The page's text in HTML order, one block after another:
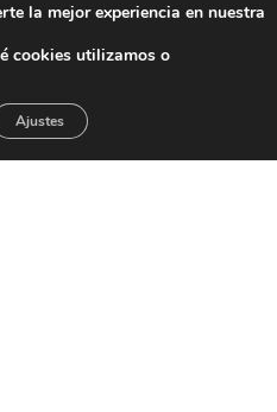
la mejor experiencia en nuestra
cookies utilizamos o
Ajustes